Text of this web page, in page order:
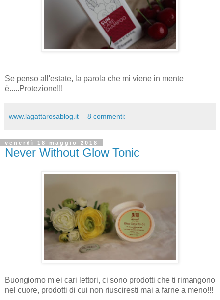
Se penso all'estate, la parola che mi viene in mente
è.....Protezione!!!
www.lagattarosablog.it 8 commenti:
venerdì 18 maggio 2018
Never Without Glow Tonic
Buongiorno miei cari lettori, ci sono prodotti che ti rimangono
nel cuore, prodotti di cui non riusciresti mai a farne a meno!!!